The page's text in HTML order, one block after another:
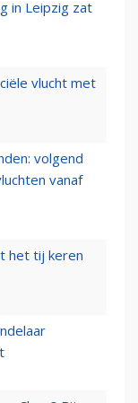
in Leipzig zat
vlucht met
volgend
vanaf
het tij keren